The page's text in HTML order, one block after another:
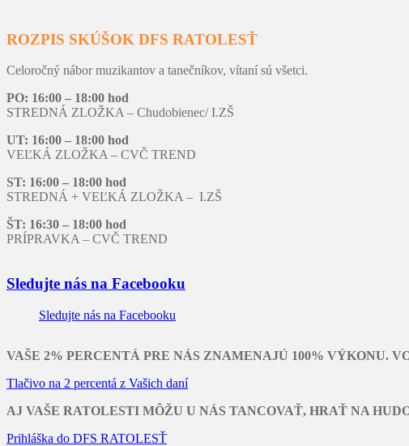
ROZPIS SKÚŠOK DFS RATOLESŤ
Celoročný nábor muzikantov a tanečníkov, vítaní sú všetci.
PO: 16:00 – 18:00 hod
STREDNÁ ZLOŽKA – Chudobienec/ I.ZŠ
UT: 16:00 – 18:00 hod
VEĽKÁ ZLOŽKA – CVČ TREND
ST: 16:00 – 18:00 hod
STREDNÁ + VEĽKÁ ZLOŽKA – I.ZŠ
ŠT: 16:30 – 18:00 hod
PRÍPRAVKA – CVČ TREND
Sledujte nás na Facebooku
Sledujte nás na Facebooku
VAŠE 2% PERCENTÁ PRE NÁS ZNAMENAJÚ 100% VÝKONU.
Tlačivo na 2 percentá z Vašich daní
AJ VAŠE RATOLESTI MÔŽU U NÁS TANCOVAŤ, HRAŤ NA
Prihláška do DFS RATOLESŤ